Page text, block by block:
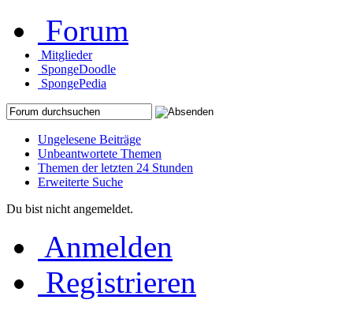
Forum
Mitglieder
SpongeDoodle
SpongePedia
Ungelesene Beiträge
Unbeantwortete Themen
Themen der letzten 24 Stunden
Erweiterte Suche
Du bist nicht angemeldet.
Anmelden
Registrieren